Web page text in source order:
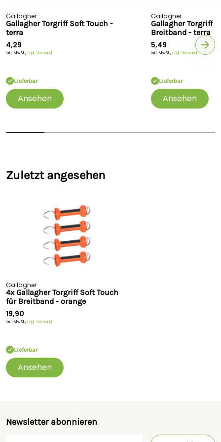
Gallagher
Gallagher Torgriff Soft Touch -
terra
4,29
Inkl. MwSt.,zzgl. Versand
Lieferbar
Ansehen
Gallagher
Gallagher Torgriff
Breitband - terra
5,49
Inkl. MwSt.,zzgl. Versand
Lieferbar
Ansehen
Zuletzt angesehen
Gallagher
4x Gallagher Torgriff Soft Touch
für Breitband - orange
19,90
Inkl. MwSt.,zzgl. Versand
Lieferbar
Ansehen
Newsletter abonnieren